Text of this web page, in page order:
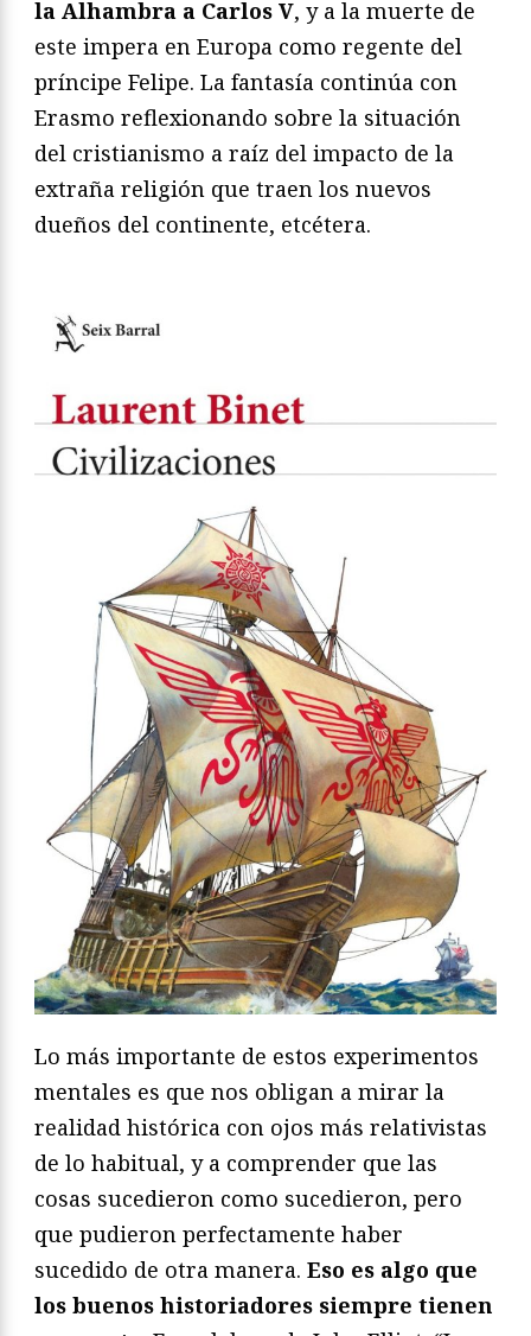
la Alhambra a Carlos V, y a la muerte de
este impera en Europa como regente del
príncipe Felipe. La fantasía continúa con
Erasmo reflexionando sobre la situación
del cristianismo a raíz del impacto de la
extraña religión que traen los nuevos
dueños del continente, etcétera.
Lo más importante de estos experimentos
mentales es que nos obligan a mirar la
realidad histórica con ojos más relativistas
de lo habitual, y a comprender que las
cosas sucedieron como sucedieron, pero
que pudieron perfectamente haber
sucedido de otra manera. Eso es algo que
los buenos historiadores siempre tienen